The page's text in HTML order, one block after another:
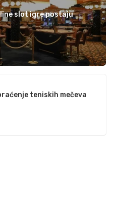
slot igre postaju
teniskih mečeva